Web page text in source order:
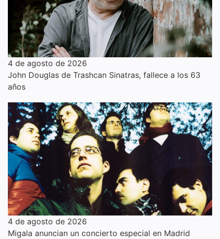
4 de agosto de 2026
John Douglas de Trashcan Sinatras, fallece a los 63
años
4 de agosto de 2026
Migala anuncian un concierto especial en Madrid